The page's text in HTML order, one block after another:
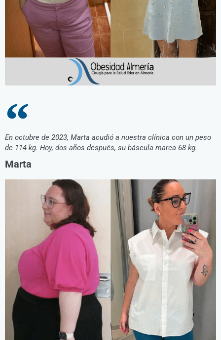
En octubre de 2023, Marta acudió a nuestra clínica con un peso
de 114 kg. Hoy, dos años después, su báscula marca 68 kg.
Marta